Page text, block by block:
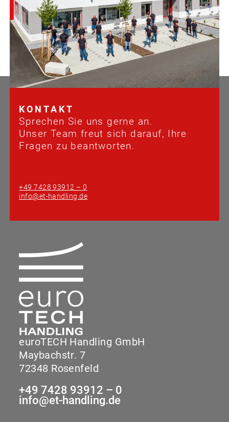
KONTAKT
Sprechen Sie uns gerne an.
Unser Team freut sich darauf, Ihre
Fragen zu beantworten.
+49 7428 93912 – 0
info@et-handling.de
euroTECH Handling GmbH
Maybachstr. 7
72348 Rosenfeld
+49 7428 93912 – 0
info@et-handling.de